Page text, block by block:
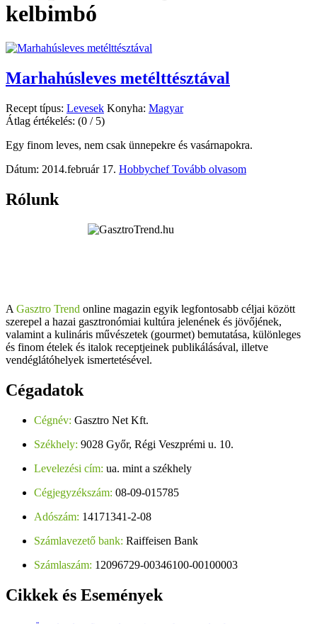
kelbimbó
Marhahúsleves metélttésztával
Recept típus: Levesek Konyha: Magyar
Átlag értékelés: (0 / 5)
Egy finom leves, nem csak ünnepekre és vasárnapokra.
Dátum: 2014.február 17. HobbychefTovább olvasom
Rólunk
A Gasztro Trend online magazin egyik legfontosabb céljai között
szerepel a hazai gasztronómiai kultúra jelenének és jövőjének,
valamint a kulináris művészetek (gourmet) bemutatása, különleges
és finom ételek és italok receptjeinek publikálásával, illetve
vendéglátóhelyek ismertetésével.
Cégadatok
Cégnév: Gasztro Net Kft.
Székhely: 9028 Győr, Régi Veszprémi u. 10.
Levelezési cím: ua. mint a székhely
Cégjegyzékszám: 08-09-015785
Adószám: 14171341-2-08
Számlavezető bank: Raiffeisen Bank
Számlaszám: 12096729-00346100-00100003
Cikkek és Események